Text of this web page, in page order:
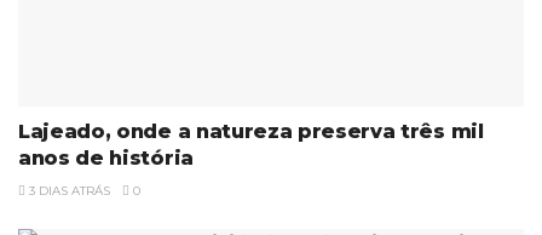
Lajeado, onde a natureza preserva três mil
anos de história
3 DIAS ATRÁS 0